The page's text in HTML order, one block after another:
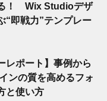
！ Wix Studioデザ
“即戦力”テンプレー
レポート】事例から
ンの質を高めるフォ
と使い方